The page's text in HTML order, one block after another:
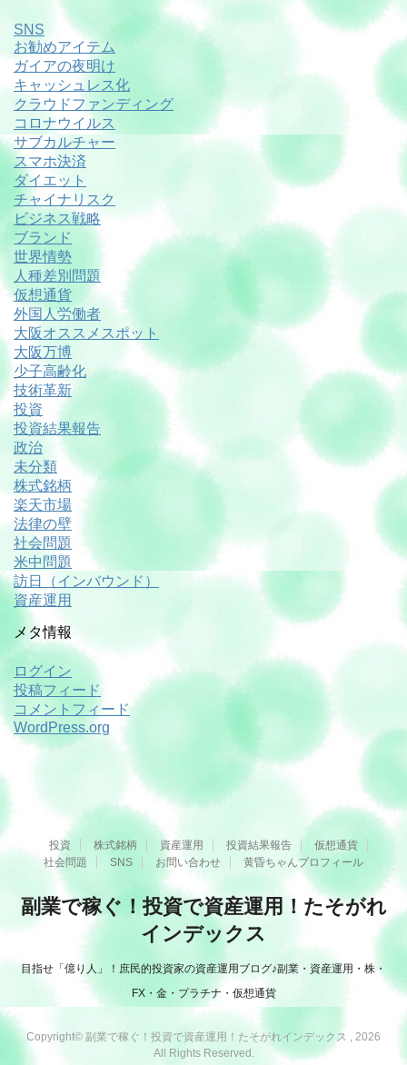
SNS
お勧めアイテム
ガイアの夜明け
キャッシュレス化
クラウドファンディング
コロナウイルス
サブカルチャー
スマホ決済
ダイエット
チャイナリスク
ビジネス戦略
ブランド
世界情勢
人種差別問題
仮想通貨
外国人労働者
大阪オススメスポット
大阪万博
少子高齢化
技術革新
投資
投資結果報告
政治
未分類
株式銘柄
楽天市場
法律の壁
社会問題
米中問題
訪日（インバウンド）
資産運用
メタ情報
ログイン
投稿フィード
コメントフィード
WordPress.org
投資 株式銘柄 資産運用 投資結果報告
仮想通貨
社会問題
SNS お問い合わせ 黄昏ちゃんプロフィール
副業で稼ぐ！投資で資産運用！たそがれ
インデックス
目指せ「億り人」！庶民的投資家の資産運用ブログ♪副業・資産運用・株・
FX・金・プラチナ・仮想通貨
Copyright© 副業で稼ぐ！投資で資産運用！たそがれインデックス , 2026
All Rights Reserved.